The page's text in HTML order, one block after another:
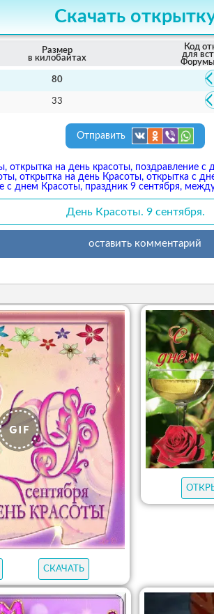
Скачать
Размер
в килобайтах
Код
для
Форумы
80
33
Отправить
открытка на день красоты, поздравление
открытка на день Красоты, открытка с
с днем Красоты, праздник 9 сентября,
День Красоты. 9 сентября.
оставить комментарий
СКАЧАТЬ